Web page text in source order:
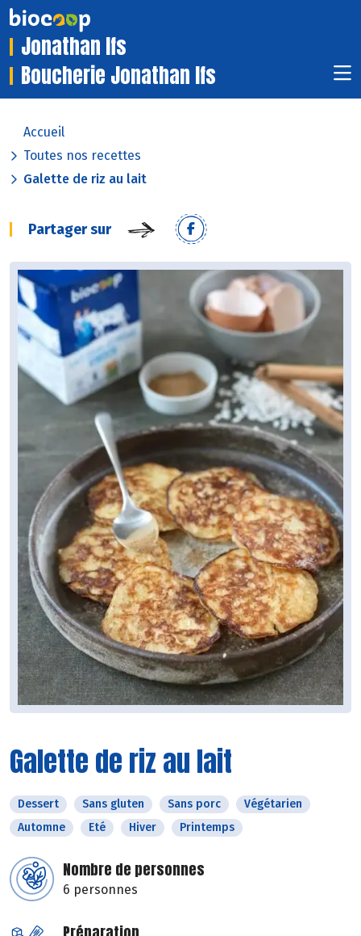
Jonathan Ifs
Boucherie Jonathan Ifs
Accueil
Toutes nos recettes
Galette de riz au lait
Partager sur
Galette de riz au lait
Dessert Sans gluten Sans porc
Végétarien
Automne
Eté Hiver Printemps
Nombre de personnes
6 personnes